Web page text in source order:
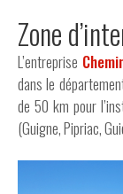
Zone
L’entreprise
dans le
de 50 km pour
(Guigne, Pipriac,